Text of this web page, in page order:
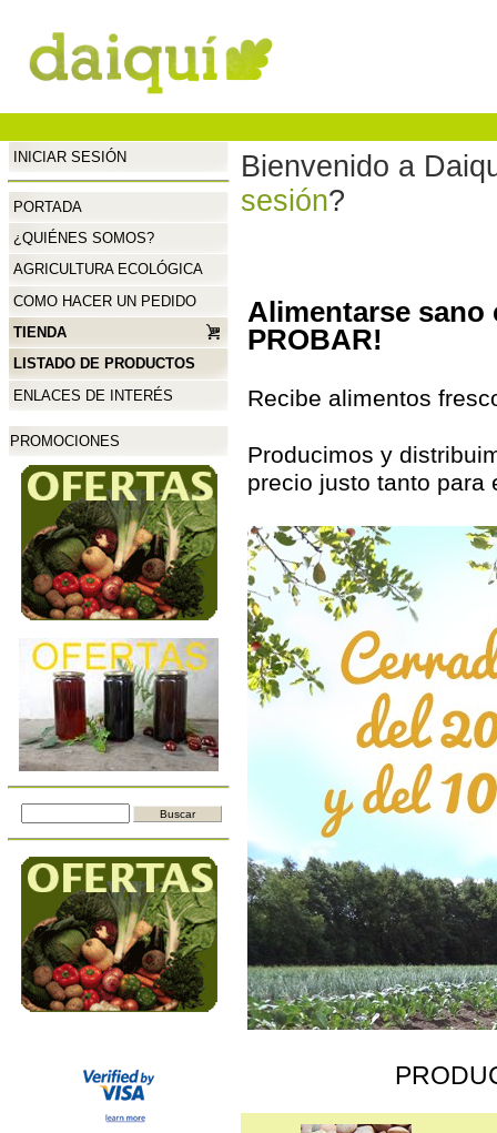
INICIAR SESIÓN
PORTADA
¿QUIÉNES SOMOS?
AGRICULTURA ECOLÓGICA
COMO HACER UN PEDIDO
TIENDA
LISTADO DE PRODUCTOS
ENLACES DE INTERÉS
PROMOCIONES
Bienvenido a
sesión?
Alimentarse sano
PROBAR!
Recibe alimentos
Producimos y
precio justo tanto para